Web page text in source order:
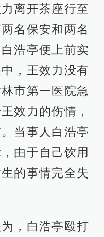
离开茶座行至
名保安和两名
浩亭便上前实
，王效力没有
市第一医院急
效力的伤情，
当事人白浩亭
由于自己饮用
的事情完全失
，白浩亭殴打